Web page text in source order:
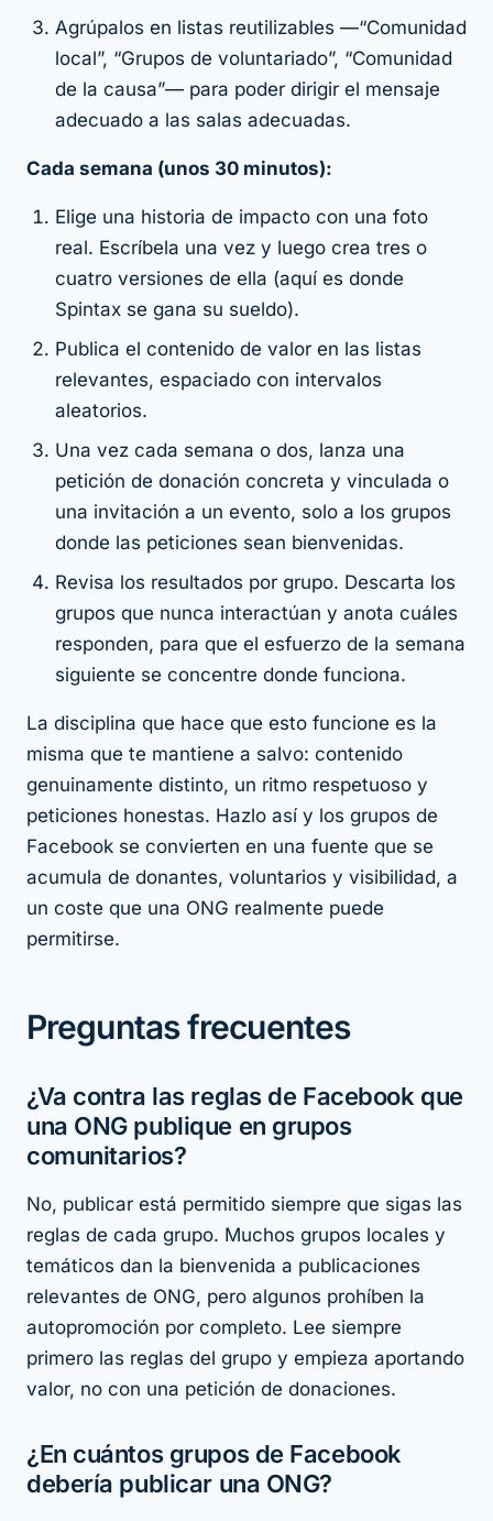
Agrúpalos en listas reutilizables —“Comunidad
local”, “Grupos de voluntariado”, “Comunidad
de la causa”— para poder dirigir el mensaje
adecuado a las salas adecuadas.
Cada semana (unos 30 minutos):
Elige una historia de impacto con una foto
real. Escríbela una vez y luego crea tres o
cuatro versiones de ella (aquí es donde
Spintax se gana su sueldo).
Publica el contenido de valor en las listas
relevantes, espaciado con intervalos
aleatorios.
Una vez cada semana o dos, lanza una
petición de donación concreta y vinculada o
una invitación a un evento, solo a los grupos
donde las peticiones sean bienvenidas.
Revisa los resultados por grupo. Descarta los
grupos que nunca interactúan y anota cuáles
responden, para que el esfuerzo de la semana
siguiente se concentre donde funciona.
La disciplina que hace que esto funcione es la
misma que te mantiene a salvo: contenido
genuinamente distinto, un ritmo respetuoso y
peticiones honestas. Hazlo así y los grupos de
Facebook se convierten en una fuente que se
acumula de donantes, voluntarios y visibilidad, a
un coste que una ONG realmente puede
permitirse.
Preguntas frecuentes
¿Va contra las reglas de Facebook que
una ONG publique en grupos
comunitarios?
No, publicar está permitido siempre que sigas las
reglas de cada grupo. Muchos grupos locales y
temáticos dan la bienvenida a publicaciones
relevantes de ONG, pero algunos prohíben la
autopromoción por completo. Lee siempre
primero las reglas del grupo y empieza aportando
valor, no con una petición de donaciones.
¿En cuántos grupos de Facebook
debería publicar una ONG?